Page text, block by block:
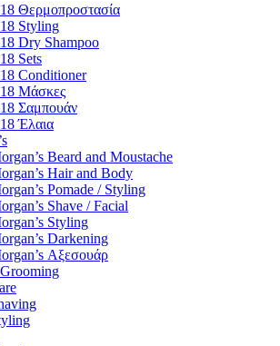
Θερμοπροστασία
Styling
Dry Shampoo
Sets
Conditioner
Μάσκες
Σαμπουάν
Έλαια
Beard and Moustache
Hair and Body
Pomade / Styling
Shave / Facial
Styling
Darkening
Αξεσουάρ